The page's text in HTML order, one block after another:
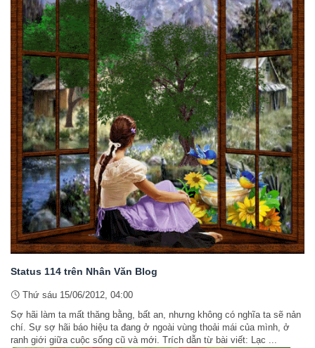
Status 114 trên Nhân Văn Blog
Thứ sáu 15/06/2012, 04:00
Sợ hãi làm ta mất thăng bằng, bất an, nhưng không có nghĩa ta sẽ nản
chí. Sự sợ hãi báo hiệu ta đang ở ngoài vùng thoải mái của mình, ở
ranh giới giữa cuộc sống cũ và mới. Trích dẫn từ bài viết: Lạc ...